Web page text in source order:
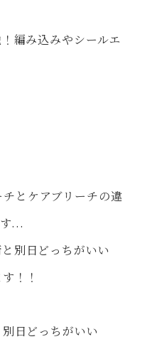
編み込みやシールエ
とケアブリーチの違
...
日どっちがいい